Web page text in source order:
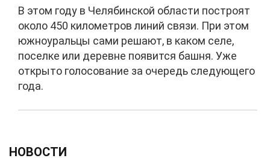
В этом году в Челябинской области построят
около 450 километров линий связи. При этом
южноуральцы сами решают, в каком селе,
поселке или деревне появится башня. Уже
открыто голосование за очередь следующего
года.
НОВОСТИ